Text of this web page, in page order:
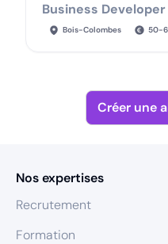
Business
Bois-Colombes 50-
Créer une
Nos expertises
Recrutement
Formation